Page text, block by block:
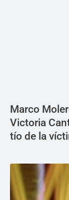
Marco
Victoria
tío de la